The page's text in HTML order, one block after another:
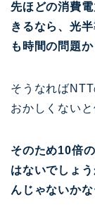
先ほどの消費
きるなら、光
も時間の問題か
そうなれば
おかしくない
そのため10倍
はないでしょ
んじゃないか